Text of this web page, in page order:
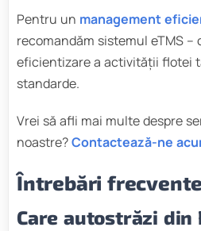
Pentru un management
recomandăm sistemul eTMS –
eficientizare a activității flotei
standarde.
Vrei să afli mai multe despre
noastre?Contactează-ne
Întrebări frecvente
Care autostrăzi din